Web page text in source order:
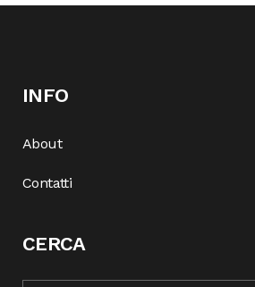
INFO
About
Contatti
CERCA